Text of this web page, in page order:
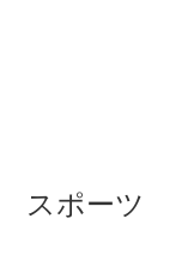
スポーツ